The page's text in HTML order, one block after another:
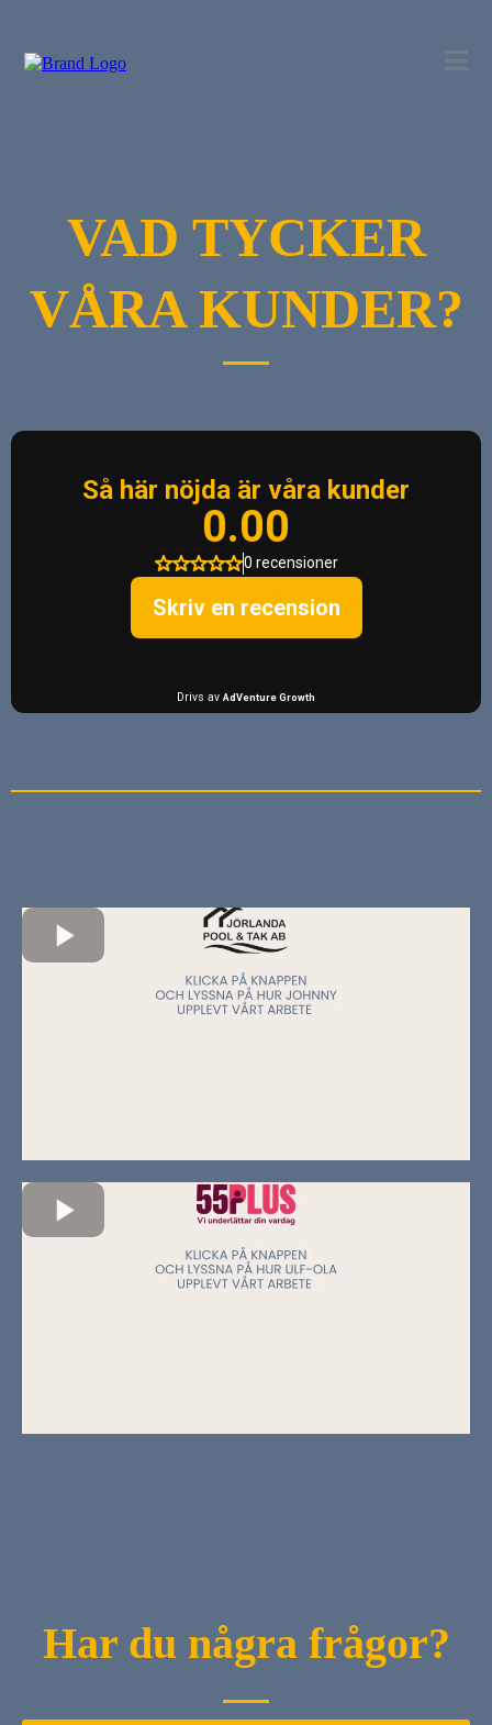
VAD TYCKER
VÅRA KUNDER?
Har du några frågor?